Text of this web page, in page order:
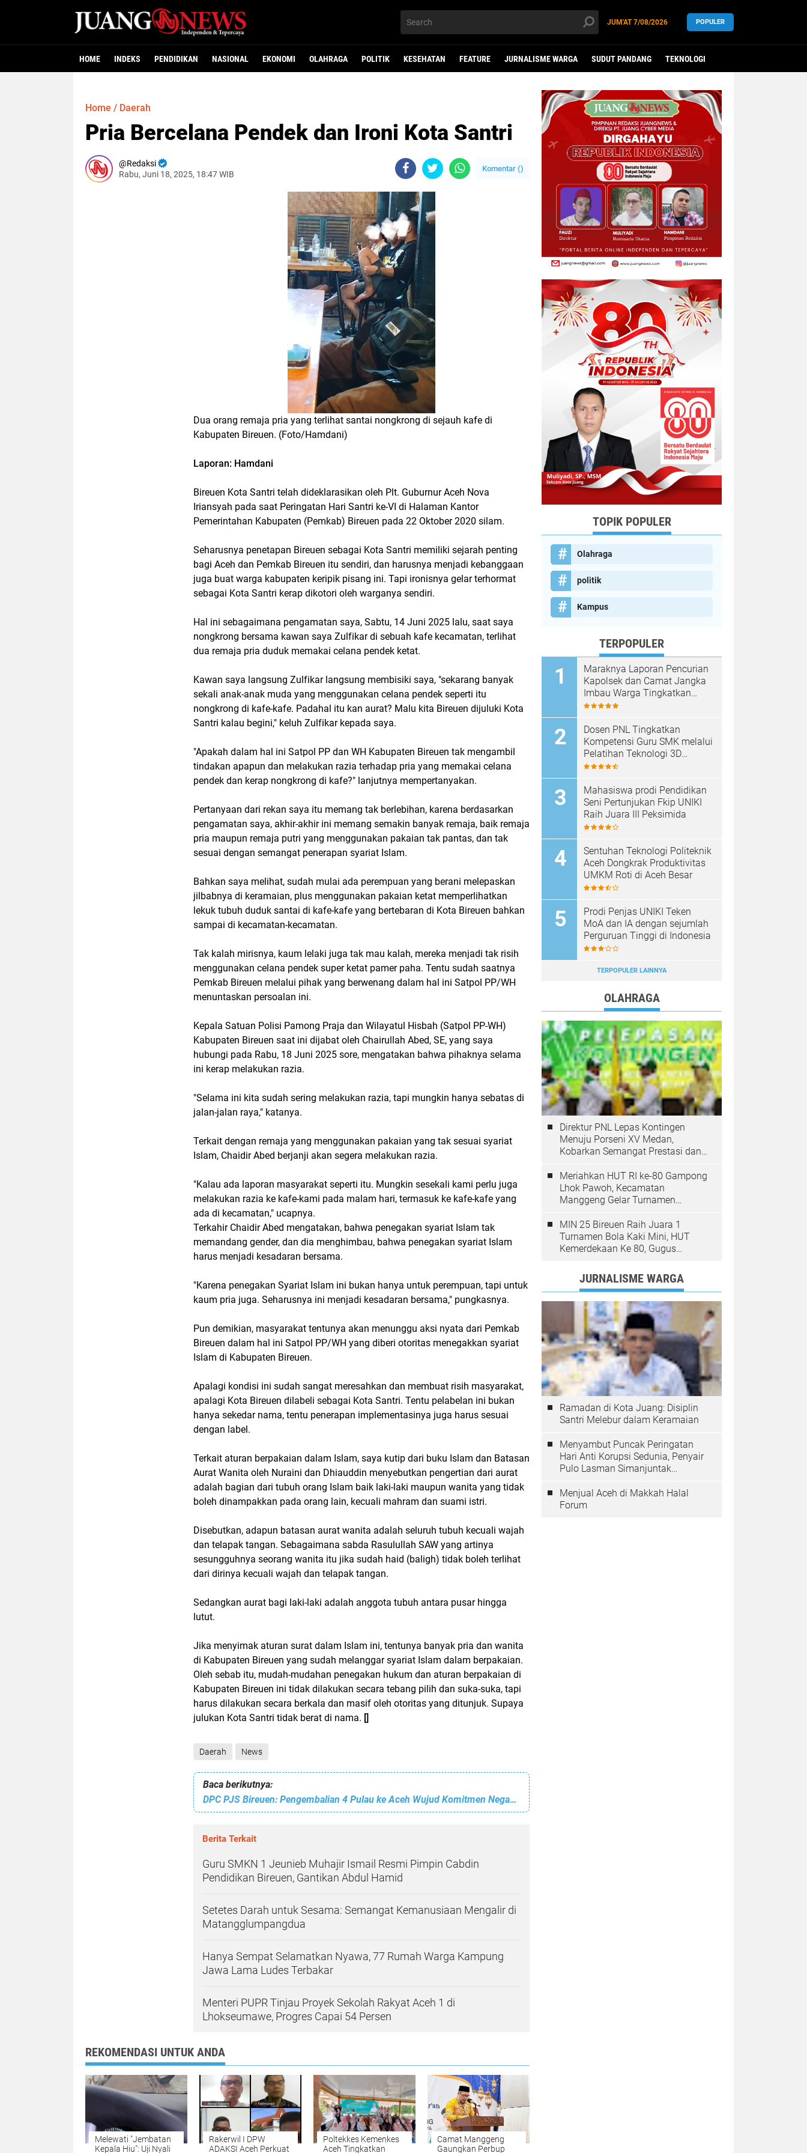
JUM'AT7/08/2026 POPULER
HOME INDEKS PENDIDIKAN NASIONAL EKONOMI OLAHRAGA POLITIK KESEHATAN FEATURE JURNALISME WARGA SUDUT PANDANG TEKNOLOGI
Home / Daerah
Pria Bercelana Pendek dan Ironi Kota Santri
Redaksi
Rabu, Juni 18, 2025, 18:47 WIB
Komentar ()
Dua orang remaja pria yang terlihat santai nongkrong di sejauh kafe di
Kabupaten Bireuen. (Foto/Hamdani)
Laporan: Hamdani
Bireuen Kota Santri telah dideklarasikan oleh Plt. Guburnur Aceh Nova
Iriansyah pada saat Peringatan Hari Santri ke-VI di Halaman Kantor
Pemerintahan Kabupaten (Pemkab) Bireuen pada 22 Oktober 2020 silam.
Seharusnya penetapan Bireuen sebagai Kota Santri memiliki sejarah penting
bagi Aceh dan Pemkab Bireuen itu sendiri, dan harusnya menjadi kebanggaan
juga buat warga kabupaten keripik pisang ini. Tapi ironisnya gelar terhormat
sebagai Kota Santri kerap dikotori oleh warganya sendiri.
Hal ini sebagaimana pengamatan saya, Sabtu, 14 Juni 2025 lalu, saat saya
nongkrong bersama kawan saya Zulfikar di sebuah kafe kecamatan, terlihat
dua remaja pria duduk memakai celana pendek ketat.
Kawan saya langsung Zulfikar langsung membisiki saya, "sekarang banyak
sekali anak-anak muda yang menggunakan celana pendek seperti itu
nongkrong di kafe-kafe. Padahal itu kan aurat? Malu kita Bireuen dijuluki Kota
Santri kalau begini," keluh Zulfikar kepada saya.
"Apakah dalam hal ini Satpol PP dan WH Kabupaten Bireuen tak mengambil
tindakan apapun dan melakukan razia terhadap pria yang memakai celana
pendek dan kerap nongkrong di kafe?" lanjutnya mempertanyakan.
Pertanyaan dari rekan saya itu memang tak berlebihan, karena berdasarkan
pengamatan saya, akhir-akhir ini memang semakin banyak remaja, baik remaja
pria maupun remaja putri yang menggunakan pakaian tak pantas, dan tak
sesuai dengan semangat penerapan syariat Islam.
Bahkan saya melihat, sudah mulai ada perempuan yang berani melepaskan
jilbabnya di keramaian, plus menggunakan pakaian ketat memperlihatkan
lekuk tubuh duduk santai di kafe-kafe yang bertebaran di Kota Bireuen bahkan
sampai di kecamatan-kecamatan.
Tak kalah mirisnya, kaum lelaki juga tak mau kalah, mereka menjadi tak risih
menggunakan celana pendek super ketat pamer paha. Tentu sudah saatnya
Pemkab Bireuen melalui pihak yang berwenang dalam hal ini Satpol PP/WH
menuntaskan persoalan ini.
Kepala Satuan Polisi Pamong Praja dan Wilayatul Hisbah (Satpol PP-WH)
Kabupaten Bireuen saat ini dijabat oleh Chairullah Abed, SE, yang saya
hubungi pada Rabu, 18 Juni 2025 sore, mengatakan bahwa pihaknya selama
ini kerap melakukan razia.
"Selama ini kita sudah sering melakukan razia, tapi mungkin hanya sebatas di
jalan-jalan raya," katanya.
Terkait dengan remaja yang menggunakan pakaian yang tak sesuai syariat
Islam, Chaidir Abed berjanji akan segera melakukan razia.
"Kalau ada laporan masyarakat seperti itu. Mungkin sesekali kami perlu juga
melakukan razia ke kafe-kami pada malam hari, termasuk ke kafe-kafe yang
ada di kecamatan," ucapnya.
Terkahir Chaidir Abed mengatakan, bahwa penegakan syariat Islam tak
memandang gender, dan dia menghimbau, bahwa penegakan syariat Islam
harus menjadi kesadaran bersama.
"Karena penegakan Syariat Islam ini bukan hanya untuk perempuan, tapi untuk
kaum pria juga. Seharusnya ini menjadi kesadaran bersama," pungkasnya.
Pun demikian, masyarakat tentunya akan menunggu aksi nyata dari Pemkab
Bireuen dalam hal ini Satpol PP/WH yang diberi otoritas menegakkan syariat
Islam di Kabupaten Bireuen.
Apalagi kondisi ini sudah sangat meresahkan dan membuat risih masyarakat,
apalagi Kota Bireuen dilabeli sebagai Kota Santri. Tentu pelabelan ini bukan
hanya sekedar nama, tentu penerapan implementasinya juga harus sesuai
dengan label.
Terkait aturan berpakaian dalam Islam, saya kutip dari buku Islam dan Batasan
Aurat Wanita oleh Nuraini dan Dhiauddin menyebutkan pengertian dari aurat
adalah bagian dari tubuh orang Islam baik laki-laki maupun wanita yang tidak
boleh dinampakkan pada orang lain, kecuali mahram dan suami istri.
Disebutkan, adapun batasan aurat wanita adalah seluruh tubuh kecuali wajah
dan telapak tangan. Sebagaimana sabda Rasulullah SAW yang artinya
sesungguhnya seorang wanita itu jika sudah haid (baligh) tidak boleh terlihat
dari dirinya kecuali wajah dan telapak tangan.
Sedangkan aurat bagi laki-laki adalah anggota tubuh antara pusar hingga
lutut.
Jika menyimak aturan surat dalam Islam ini, tentunya banyak pria dan wanita
di Kabupaten Bireuen yang sudah melanggar syariat Islam dalam berpakaian.
Oleh sebab itu, mudah-mudahan penegakan hukum dan aturan berpakaian di
Kabupaten Bireuen ini tidak dilakukan secara tebang pilih dan suka-suka, tapi
harus dilakukan secara berkala dan masif oleh otoritas yang ditunjuk. Supaya
julukan Kota Santri tidak berat di nama. []
Daerah News
Baca berikutnya:
DPC PJS Bireuen: Pengembalian 4 Pulau ke Aceh Wujud Komitmen Negara Hargai Marwah Rakyat
Berita Terkait
Guru SMKN 1 Jeunieb Muhajir Ismail Resmi Pimpin Cabdin
Pendidikan Bireuen, Gantikan Abdul Hamid
Setetes Darah untuk Sesama: Semangat Kemanusiaan Mengalir di
Matangglumpangdua
Hanya Sempat Selamatkan Nyawa, 77 Rumah Warga Kampung
Jawa Lama Ludes Terbakar
Menteri PUPR Tinjau Proyek Sekolah Rakyat Aceh 1 di
Lhokseumawe, Progres Capai 54 Persen
REKOMENDASI UNTUK ANDA
Melewati "Jembatan
Kepala Hiu": Uji Nyali
Rakerwil I DPW
ADAKSI Aceh Perkuat
Poltekkes Kemenkes
Aceh Tingkatkan
Camat Manggeng
Gaungkan Perbup
TOPIK POPULER
Olahraga
politik
Kampus
TERPOPULER
Maraknya Laporan Pencurian
Kapolsek dan Camat Jangka
Imbau Warga Tingkatkan
Kewaspadaan
Dosen PNL Tingkatkan
Kompetensi Guru SMK melalui
Pelatihan Teknologi 3D
Printing
Mahasiswa prodi Pendidikan
Seni Pertunjukan Fkip UNIKI
Raih Juara III Peksimida
Sentuhan Teknologi Politeknik
Aceh Dongkrak Produktivitas
UMKM Roti di Aceh Besar
Prodi Penjas UNIKI Teken
MoA dan IA dengan sejumlah
Perguruan Tinggi di Indonesia
TERPOPULER LAINNYA
OLAHRAGA
Direktur PNL Lepas Kontingen
Menuju Porseni XV Medan,
Kobarkan Semangat Prestasi dan
Meriahkan HUT RI ke-80 Gampong
Lhok Pawoh, Kecamatan
Manggeng Gelar Turnamen
MIN 25 Bireuen Raih Juara 1
Turnamen Bola Kaki Mini, HUT
Kemerdekaan Ke 80, Gugus
JURNALISME WARGA
Ramadan di Kota Juang: Disiplin
Santri Melebur dalam Keramaian
Menyambut Puncak Peringatan
Hari Anti Korupsi Sedunia, Penyair
Pulo Lasman Simanjuntak
Korupsi di Indonesia
Menjual Aceh di Makkah Halal
Forum